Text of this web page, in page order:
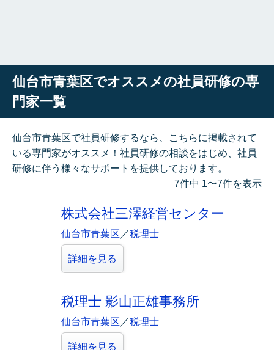
仙台市青葉区でオススメの社員研修の専
門家一覧
仙台市青葉区で社員研修するなら、こちらに掲載されて
いる専門家がオススメ！社員研修の相談をはじめ、社員
研修に伴う様々なサポートを提供しております。
7件中 1〜7件を表示
株式会社三澤経営センター
仙台市青葉区 ／税理士
詳細を見る
税理士 影山正雄事務所
仙台市青葉区 ／税理士
詳細を見る